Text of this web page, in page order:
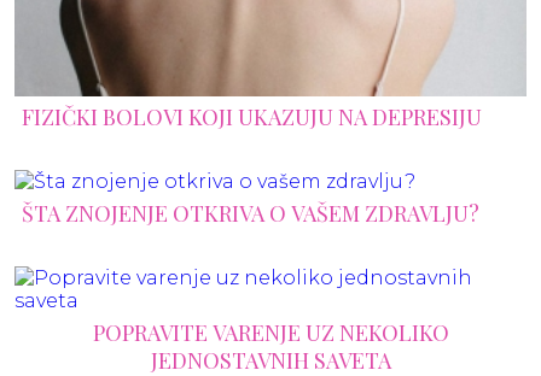
FIZIČKI BOLOVI KOJI UKAZUJU NA DEPRESIJU
ŠTA ZNOJENJE OTKRIVA O VAŠEM ZDRAVLJU?
POPRAVITE VARENJE UZ NEKOLIKO
JEDNOSTAVNIH SAVETA